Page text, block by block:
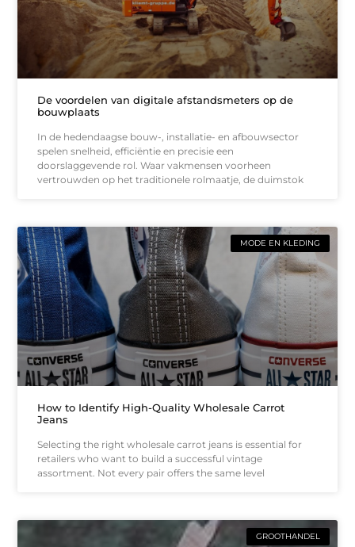
De voordelen van digitale afstandsmeters op de
bouwplaats
In de hedendaagse bouw-, installatie- en afbouwsector
spelen snelheid, efficiëntie en precisie een
doorslaggevende rol. Waar vakmensen voorheen
vertrouwden op het traditionele rolmaatje, de duimstok
MODE EN KLEDING
How to Identify High-Quality Wholesale Carrot
Jeans
Selecting the right wholesale carrot jeans is essential for
retailers who want to build a successful vintage
assortment. Not every pair offers the same level
GROOTHANDEL